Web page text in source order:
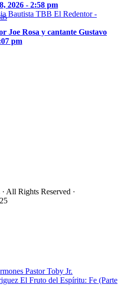
2026 - 2:58 pm
Joe Rosa y cantante Gustavo
pm
All Rights Reserved ·
El Fruto del Espíritu: Fe (Parte